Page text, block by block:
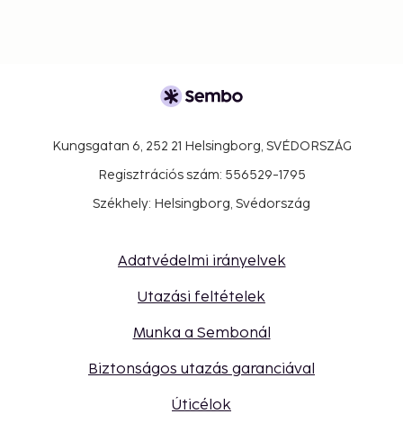
Kungsgatan 6, 252 21 Helsingborg, SVÉDORSZÁG
Regisztrációs szám: 556529-1795
Székhely: Helsingborg, Svédország
Adatvédelmi irányelvek
Utazási feltételek
Munka a Sembonál
Biztonságos utazás garanciával
Úticélok